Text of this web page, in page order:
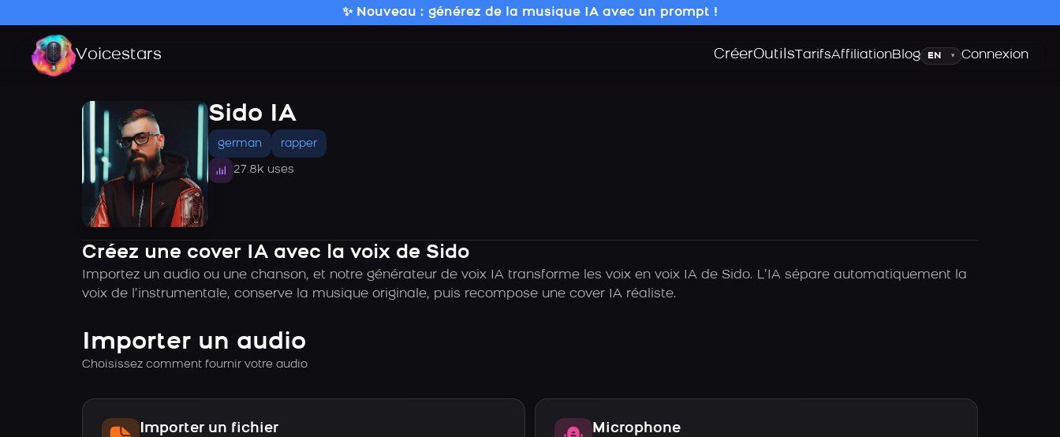
✨ Nouveau : générez de la musique IA avec un prompt !
Voicestars CréerOutils TarifsAffiliationBlogLangue
▾ Connexion
Sido IA
german rapper
27.8k uses
Créez une cover IA avec la voix de Sido
Importez un audio ou une chanson, et notre générateur de voix IA transforme les voix en voix IA de Sido. L’IA sépare automatiquement la
voix de l’instrumentale, conserve la musique originale, puis recompose une cover IA réaliste.
Importer un audio
Choisissez comment fournir votre audio
Importer un fichier Microphone